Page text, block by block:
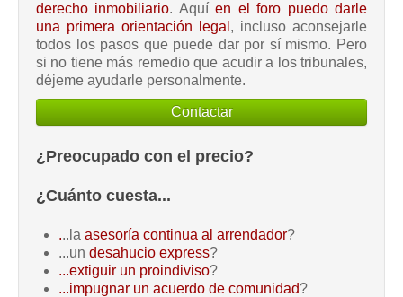
derecho inmobiliario. Aquíen el foro puedo darle
una primera orientación legal , incluso aconsejarle
todos los pasos que puede dar por sí mismo. Pero
si no tiene más remedio que acudir a los tribunales,
déjeme ayudarle personalmente.
Contactar
¿Preocupado con el precio?
¿Cuánto cuesta...
...la asesoría continua al arrendador?
...un desahucio express?
...extiguir un proindiviso?
...impugnar un acuerdo de comunidad?